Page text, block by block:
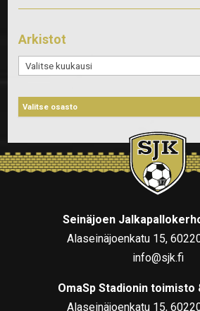
Arkistot
Arkistot
Seinäjoen
Alaseinäjoenkatu 15,
info@sjk.fi
OmaSp Stadionin toimisto
Alaseinäjoenkatu 15,